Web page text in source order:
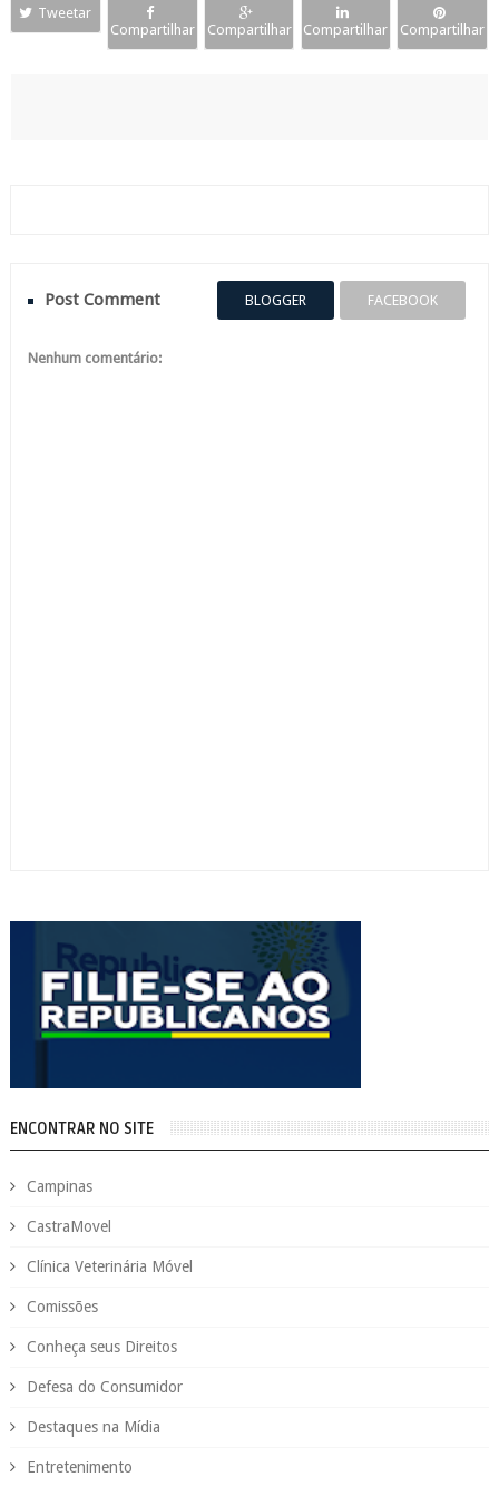
Tweetar
Compartilhar
Compartilhar Compartilhar Compartilhar
Post Comment BLOGGER FACEBOOK
Nenhum comentário:
ENCONTRAR NO SITE
Campinas
CastraMovel
Clínica Veterinária Móvel
Comissões
Conheça seus Direitos
Defesa do Consumidor
Destaques na Mídia
Entretenimento